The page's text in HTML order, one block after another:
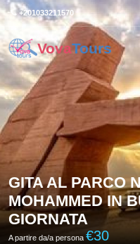
+201033211570
VovaTours
GITA AL PARCO
MOHAMMED IN
GIORNATA
A partire da/a persona €30